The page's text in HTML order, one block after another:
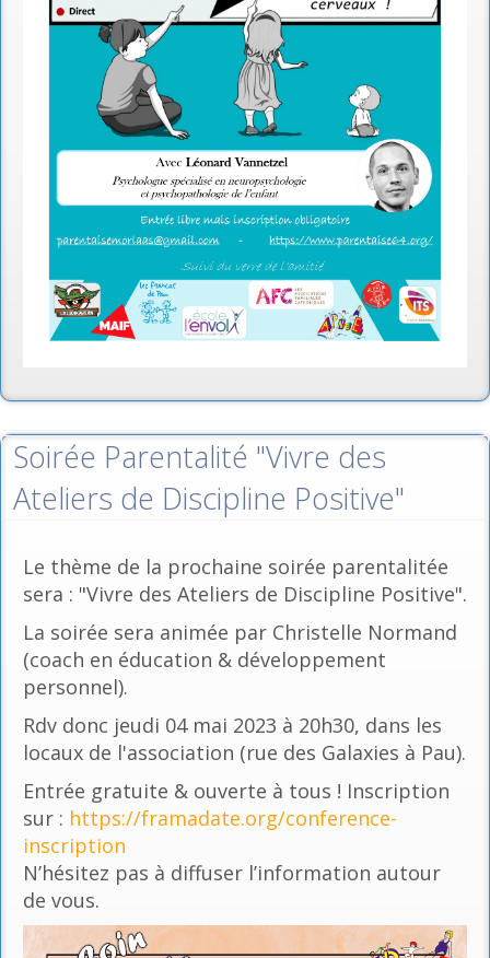
Soirée Parentalité "Vivre des
Ateliers de Discipline Positive"
Le thème de la prochaine soirée parentalitée
sera : "Vivre des Ateliers de Discipline Positive".
La soirée sera animée par Christelle Normand
(coach en éducation & développement
personnel).
Rdv donc jeudi 04 mai 2023 à 20h30, dans les
locaux de l'association (rue des Galaxies à Pau).
Entrée gratuite & ouverte à tous ! Inscription
sur : https://framadate.org/conference-
inscription
N’hésitez pas à diffuser l’information autour
de vous.